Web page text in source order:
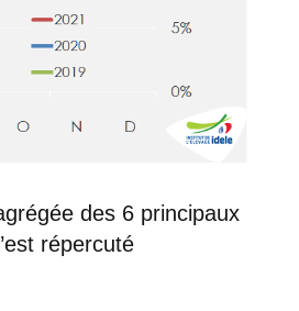
des 6 principaux
répercuté